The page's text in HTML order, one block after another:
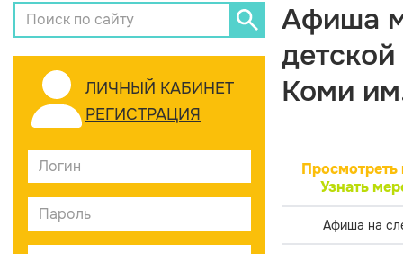
ЛИЧНЫЙ КАБИНЕТ
РЕГИСТРАЦИЯ
Афиша
Коми
Просмотреть
Узнать
Афиша на